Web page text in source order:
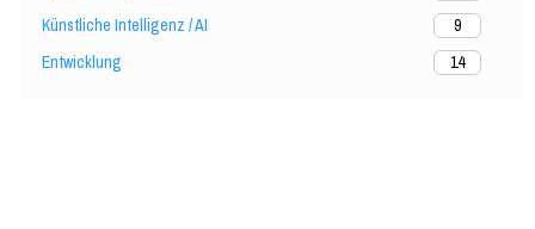
Künstliche Intelligenz / AI
9
Entwicklung
14